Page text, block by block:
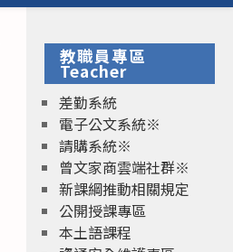
教職員專區
Teacher
差勤系統
電子公文系統※
請購系統※
曾文家商雲端社群※
新課綱推動相關規定
公開授課專區
本土語課程